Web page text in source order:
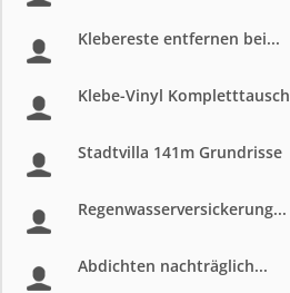
Klebereste entfernen bei...
Klebe-Vinyl Kompletttausch
Stadtvilla 141m Grundrisse
Regenwasserversickerung...
Abdichten nachträglich...